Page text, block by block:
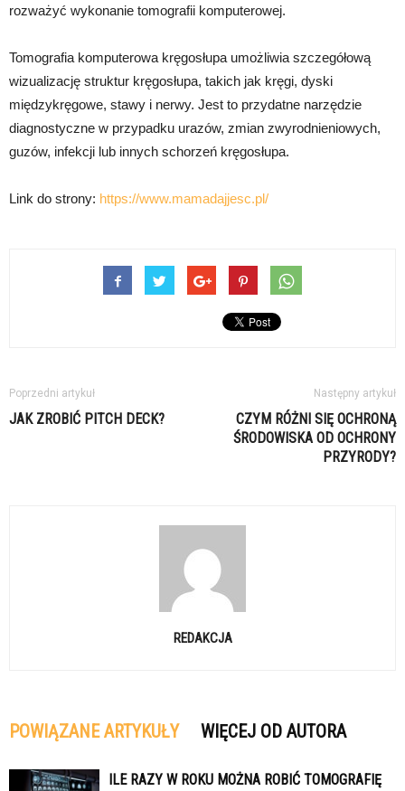
rozważyć wykonanie tomografii komputerowej.
Tomografia komputerowa kręgosłupa umożliwia szczegółową
wizualizację struktur kręgosłupa, takich jak kręgi, dyski
międzykręgowe, stawy i nerwy. Jest to przydatne narzędzie
diagnostyczne w przypadku urazów, zmian zwyrodnieniowych,
guzów, infekcji lub innych schorzeń kręgosłupa.
Link do strony: https://www.mamadajjesc.pl/
Poprzedni artykuł
JAK ZROBIĆ PITCH DECK?
Następny artykuł
CZYM RÓŻNI SIĘ OCHRONĄ
ŚRODOWISKA OD OCHRONY
PRZYRODY?
REDAKCJA
POWIĄZANE ARTYKUŁY WIĘCEJ OD AUTORA
ILE RAZY W ROKU MOŻNA ROBIĆ TOMOGRAFIĘ